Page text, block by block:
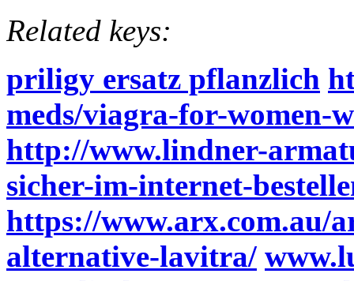
Related keys:
priligy ersatz pflanzlich
meds/viagra-for-women-
http://www.lindner-
sicher-im-internet-
https://www.arx.com.au/
alternative-lavitra/